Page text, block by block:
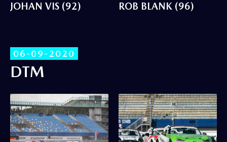
JOHAN VIS (92) ROB BLANK (96)
06-09-2020
DTM